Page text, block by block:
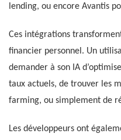
lending, ou encore Avantis
Ces intégrations
financier personnel. Un
demander à son IA
taux actuels, de trouver les
farming, ou simplement de
Les développeurs ont